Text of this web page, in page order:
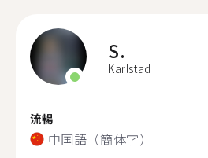
S.
Karlstad
流暢
中国語（簡体字）